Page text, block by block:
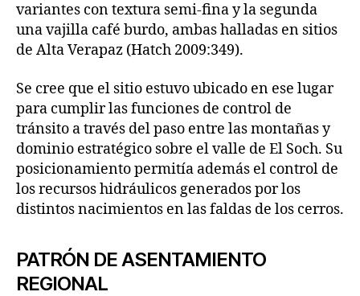
variantes con textura semi-fina y la segunda
una vajilla café burdo, ambas halladas en sitios
de Alta Verapaz (Hatch 2009:349).
Se cree que el sitio estuvo ubicado en ese lugar
para cumplir las funciones de control de
tránsito a través del paso entre las montañas y
dominio estratégico sobre el valle de El Soch. Su
posicionamiento permitía además el control de
los recursos hidráulicos generados por los
distintos nacimientos en las faldas de los cerros.
PATRÓN DE ASENTAMIENTO
REGIONAL